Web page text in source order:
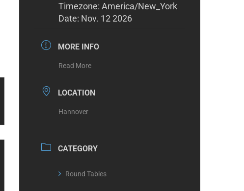
Timezone:America/New_York
Date: Nov. 12 2026
MORE INFO
Read More
LOCATION
Hannover
CATEGORY
Round Tables